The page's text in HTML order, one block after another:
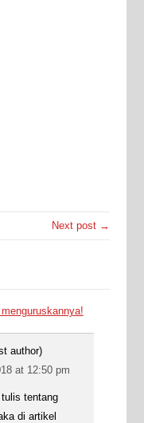
Next post →
author)
at 12:50 pm
tentang
di artikel